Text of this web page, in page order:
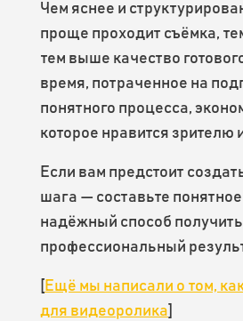
Чем яснее и
проще проходит съёмка,
тем выше качество
время, потраченное на
понятного процесса,
которое нравится зрителю
Если вам предстоит
шага — составьте
надёжный способ
профессиональный
Ещё мы написали о том,
для видеоролика